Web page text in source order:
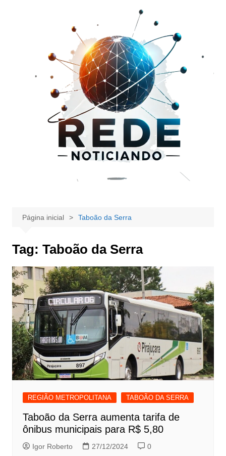
Página inicial Taboão da Serra
Tag: Taboão da Serra
REGIÃO METROPOLITANA TABOÃO DA SERRA
Taboão da Serra aumenta tarifa de
ônibus municipais para R$ 5,80
Igor Roberto 27/12/2024 0